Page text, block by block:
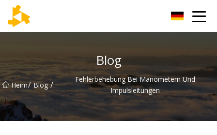
Blog
Heim/ Blog /
Fehlerbehebung Bei Manometern Und
Impulsleitungen